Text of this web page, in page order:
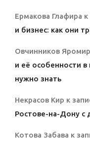
Ермакова Глафира к
и бизнес: как они
Овчинников Яромир
и её особенности
нужно знать
Некрасов Кир к
Ростове-на-Дону с
Котова Забава к